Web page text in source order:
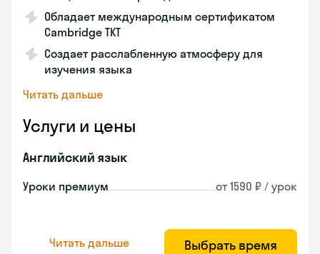
Обладает международным сертификатом
Cambridge TKT
Создает расслабленную атмосферу для
изучения языка
Читать дальше
Услуги и цены
Английский язык
Уроки премиум от 1590 ₽ / урок
Читать дальше Выбрать время